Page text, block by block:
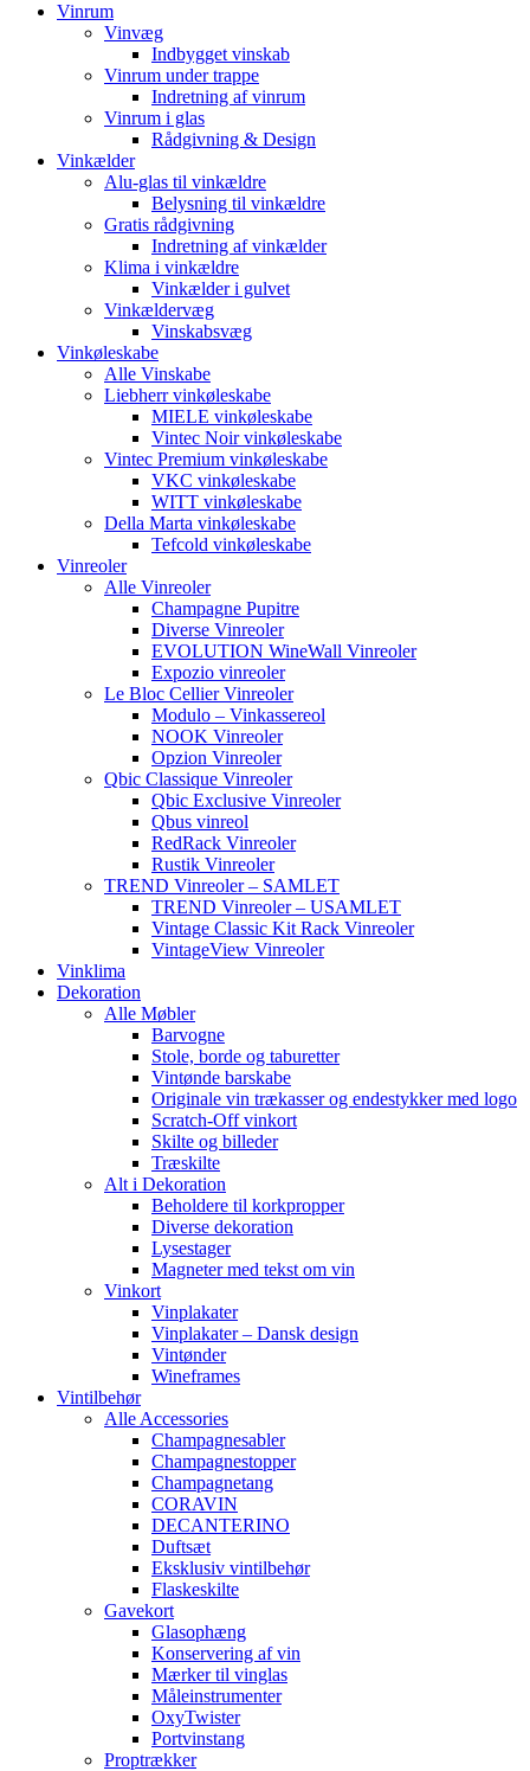
Vinrum
Vinvæg
Indbygget vinskab
Vinrum under trappe
Indretning af vinrum
Vinrum i glas
Rådgivning & Design
Vinkælder
Alu-glas til vinkældre
Belysning til vinkældre
Gratis rådgivning
Indretning af vinkælder
Klima i vinkældre
Vinkælder i gulvet
Vinkældervæg
Vinskabsvæg
Vinkøleskabe
Alle Vinskabe
Liebherr vinkøleskabe
MIELE vinkøleskabe
Vintec Noir vinkøleskabe
Vintec Premium vinkøleskabe
VKC vinkøleskabe
WITT vinkøleskabe
Della Marta vinkøleskabe
Tefcold vinkøleskabe
Vinreoler
Alle Vinreoler
Champagne Pupitre
Diverse Vinreoler
EVOLUTION WineWall Vinreoler
Expozio vinreoler
Le Bloc Cellier Vinreoler
Modulo – Vinkassereol
NOOK Vinreoler
Opzion Vinreoler
Qbic Classique Vinreoler
Qbic Exclusive Vinreoler
Qbus vinreol
RedRack Vinreoler
Rustik Vinreoler
TREND Vinreoler – SAMLET
TREND Vinreoler – USAMLET
Vintage Classic Kit Rack Vinreoler
VintageView Vinreoler
Vinklima
Dekoration
Alle Møbler
Barvogne
Stole, borde og taburetter
Vintønde barskabe
Originale vin trækasser og endestykker med logo
Scratch-Off vinkort
Skilte og billeder
Træskilte
Alt i Dekoration
Beholdere til korkpropper
Diverse dekoration
Lysestager
Magneter med tekst om vin
Vinkort
Vinplakater
Vinplakater – Dansk design
Vintønder
Wineframes
Vintilbehør
Alle Accessories
Champagnesabler
Champagnestopper
Champagnetang
CORAVIN
DECANTERINO
Duftsæt
Eksklusiv vintilbehør
Flaskeskilte
Gavekort
Glasophæng
Konservering af vin
Mærker til vinglas
Måleinstrumenter
OxyTwister
Portvinstang
Proptrækker